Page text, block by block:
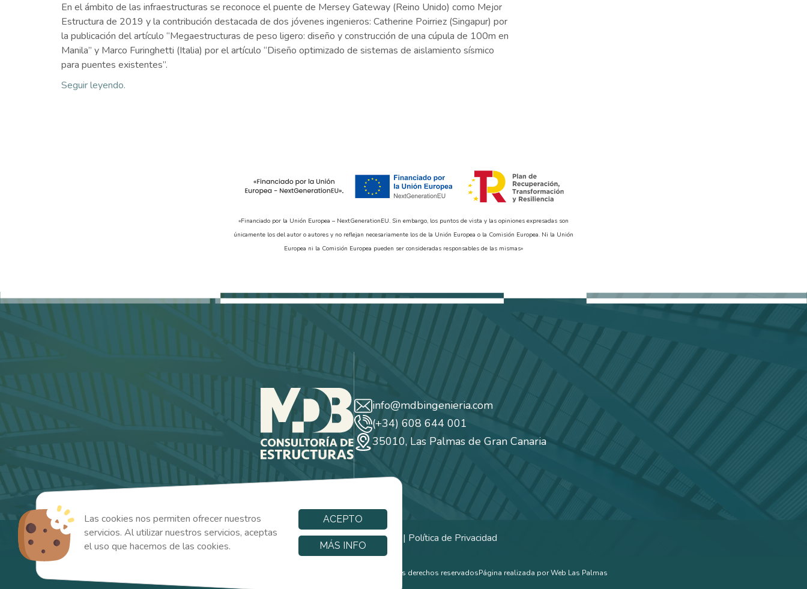
Las cookies nos permiten ofrecer nuestros
servicios. Al utilizar nuestros servicios, aceptas
el uso que hacemos de las cookies.
ACEPTO
MÁS INFO
En el ámbito de las infraestructuras se reconoce el puente de Mersey Gateway (Reino Unido) como Mejor
Estructura de 2019 y la contribución destacada de dos jóvenes ingenieros: Catherine Poirriez (Singapur) por
la publicación del artículo “Megaestructuras de peso ligero: diseño y construcción de una cúpula de 100m en
Manila” y Marco Furinghetti (Italia) por el artículo “Diseño optimizado de sistemas de aislamiento sísmico
para puentes existentes”.
Seguir leyendo.
«Financiado por la Unión Europea – NextGenerationEU. Sin embargo, los puntos de vista y las opiniones expresadas son
únicamente los del autor o autores y no reflejan necesariamente los de la Unión Europea o la Comisión Europea. Ni la Unión
Europea ni la Comisión Europea pueden ser consideradas responsables de las mismas»
info@mdbingenieria.com
(+34) 608 644 001
35010, Las Palmas de Gran Canaria
Cookies|Aviso Legal | Política de Privacidad
Copyright 2024 - MDB Consultoría de Estructuras. Todos los derechos reservadosPágina realizada porWeb Las Palmas